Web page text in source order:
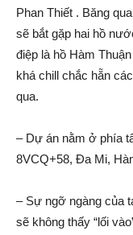
Phan Thiết . Băng
sẽ bắt gặp hai hồ
điệp là hồ Hàm
khá chill chắc hẵn
qua.
– Dự án nằm ở phía
8VCQ+58, Đa Mi,
– Sự ngỡ ngàng của
sẽ không thấy “lối